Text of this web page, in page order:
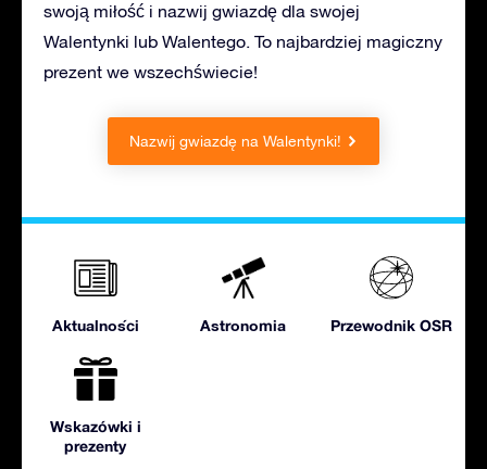
swoją miłość i nazwij gwiazdę dla swojej
Walentynki lub Walentego. To najbardziej magiczny
prezent we wszechświecie!
Nazwij gwiazdę na Walentynki!
Aktualności Astronomia Przewodnik OSR
Wskazówki i
prezenty